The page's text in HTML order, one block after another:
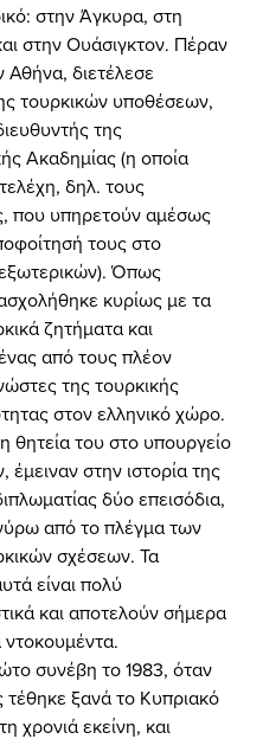
στην Άγκυρα, στη
στην Ουάσιγκτον. Πέραν
Αθήνα, διετέλεσε
τουρκικών υποθέσεων,
της
Ακαδημίας (η οποία
δηλ. τους
που υπηρετούν αμέσως
τους στο
Όπως
κυρίως με τα
ζητήματα και
από τους πλέον
της τουρκικής
στον ελληνικό χώρο.
έμειναν στην ιστορία της
δύο επεισόδια,
από το πλέγμα των
σχέσεων. Τα
είναι πολύ
και αποτελούν σήμερα
ντοκουμέντα.
τέθηκε ξανά το Κυπριακό
χρονιά εκείνη, και